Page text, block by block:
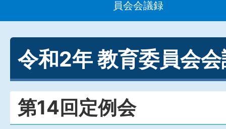
員会会議録
令和2年 教育委員会
第14回定例会